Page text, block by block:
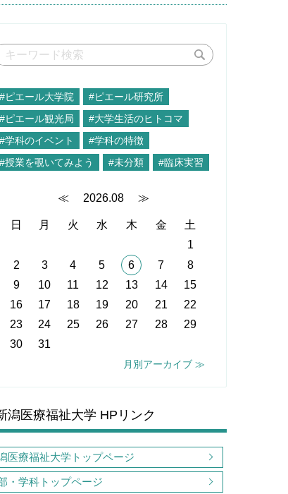
#ピエール大学院
#ピエール研究所
#ピエール観光局
#大学生活のヒトコマ
#学科のイベント
#学科の特徴
#授業を覗いてみよう
#未分類 #臨床実習
≪ 2026.08 ≫
日 月 火 水 木 金
土
1
2
3 4 5 6 7
8
9
10 11 12 13 14
15
16
17 18 19 20 21
22
23
24 25 26 27 28
29
30
31
月別アーカイブ ≫
潟医療福祉大学 HPリンク
医療福祉大学トップページ
・学科トップページ